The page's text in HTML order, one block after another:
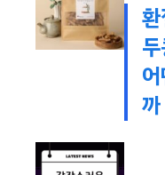
까